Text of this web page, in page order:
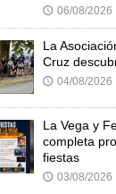
🕔 06/08/2026
La
Cruz
🕔 04/08/2026
La Vega y
completa
fiestas
🕔 03/08/2026